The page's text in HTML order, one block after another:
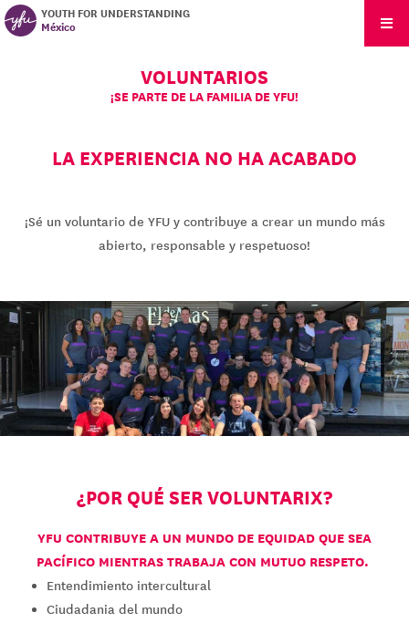
YOUTH FOR UNDERSTANDING
México
VOLUNTARIOS
¡SE PARTE DE LA FAMILIA DE YFU!
LA EXPERIENCIA NO HA ACABADO
¡Sé un voluntario de YFU y contribuye a crear un mundo más
abierto, responsable y respetuoso!
¿POR QUÉ SER VOLUNTARIX?
YFU CONTRIBUYE A UN MUNDO DE EQUIDAD QUE SEA
PACÍFICO MIENTRAS TRABAJA CON MUTUO RESPETO.
Entendimiento intercultural
Ciudadania del mundo